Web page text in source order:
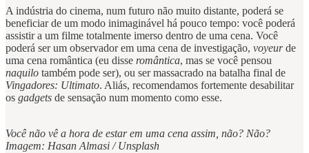
A indústria do cinema, num futuro não muito distante, poderá se
beneficiar de um modo inimaginável há pouco tempo: você poderá
assistir a um filme totalmente imerso dentro de uma cena. Você
poderá ser um observador em uma cena de investigação, voyeurde
uma cena romântica (eu disse romântica, mas se você pensou
naquilo também pode ser), ou ser massacrado na batalha final de
Vingadores: Ultimato. Aliás, recomendamos fortemente desabilitar
os gadgets de sensação num momento como esse.
Você não vê a hora de estar em uma cena assim, não? Não?
Imagem: Hasan Almasi / Unsplash